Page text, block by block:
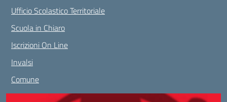
Ufficio Scolastico Territoriale
Scuola in Chiaro
Iscrizioni On Line
Invalsi
Comune